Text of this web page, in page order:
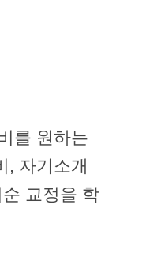
를 원하는
, 자기소개
교정을 학